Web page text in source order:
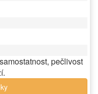
pečlivost